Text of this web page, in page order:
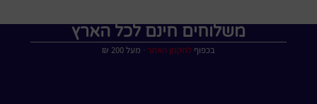
משלוחים חינם לכל הארץ
בכפוף לתקנון האתר ∙ מעל 200 ₪